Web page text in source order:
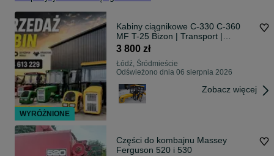
Kabiny ciągnikowe C-330 C-360
MF T-25 Bizon | Transport |
Promocja
3 800 zł
Łódź, Śródmieście
Odświeżono dnia 06 sierpnia 2026
Zobacz więcej
Części do kombajnu Massey
Ferguson 520 i 530
WYRÓŻNIONE